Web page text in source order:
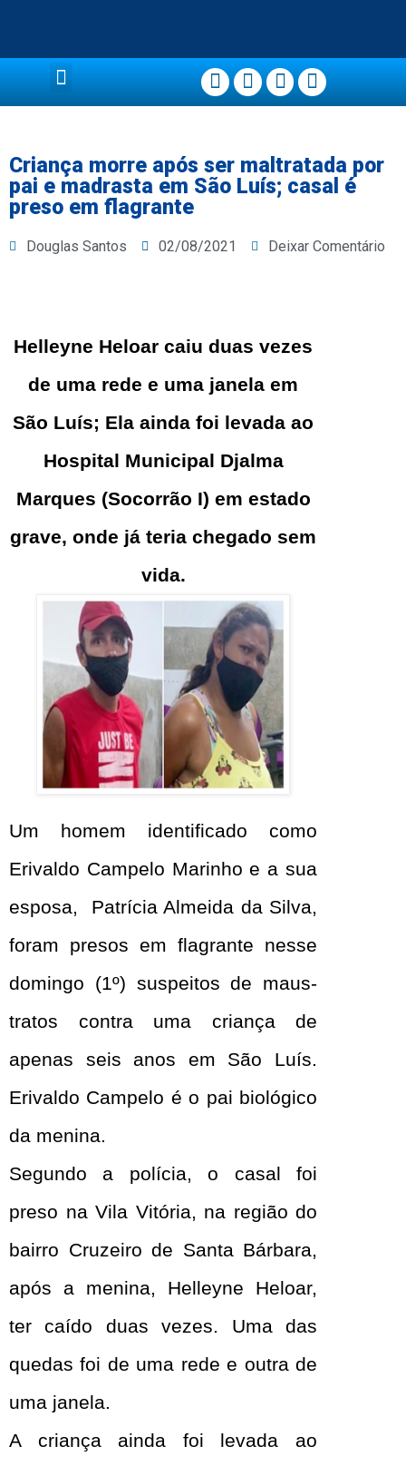
Criança morre após ser maltratada por
pai e madrasta em São Luís; casal é
preso em flagrante
Douglas Santos 02/08/2021 Deixar Comentário
Helleyne Heloar caiu duas vezes
de uma rede e uma janela em
São Luís; Ela ainda foi levada ao
Hospital Municipal Djalma
Marques (Socorrão I) em estado
grave, onde já teria chegado sem
vida.
Um homem identificado como
Erivaldo Campelo Marinho e a sua
esposa, Patrícia Almeida da Silva,
foram presos em flagrante nesse
domingo (1º) suspeitos de maus-
tratos contra uma criança de
apenas seis anos em São Luís.
Erivaldo Campelo é o pai biológico
da menina.
Segundo a polícia, o casal foi
preso na Vila Vitória, na região do
bairro Cruzeiro de Santa Bárbara,
após a menina, Helleyne Heloar,
ter caído duas vezes. Uma das
quedas foi de uma rede e outra de
uma janela.
A criança ainda foi levada ao